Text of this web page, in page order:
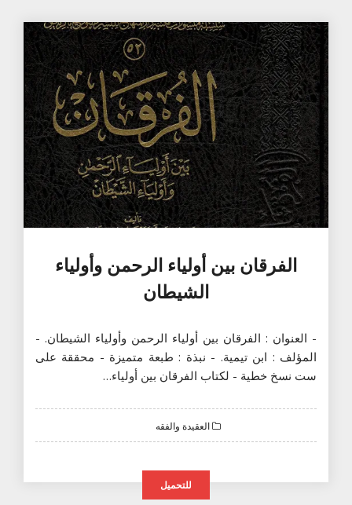
الفرقان بين أولياء الرحمن وأولياء
الشيطان
- العنوان : الفرقان بين أولياء الرحمن وأولياء الشيطان. -
المؤلف : ابن تيمية. - نبذة : طبعة متميزة - محققة على
ست نسخ خطية - لكتاب الفرقان بين أولياء…
العقيدة والفقه
للتحميل